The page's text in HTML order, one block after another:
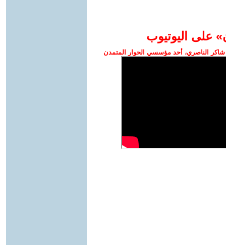
على اليوتيوب
الناصري، أحد مؤسسي الحوار المتمدن